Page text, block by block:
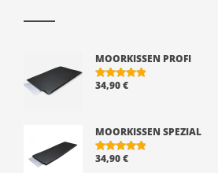
MOORKISSEN PROFI
BEWERTE
34,90€
MOORKISSEN SPEZIAL
BEWERTE
34,90€